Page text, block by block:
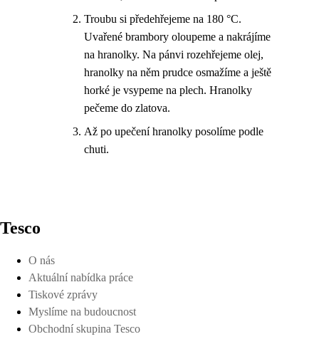
Troubu si předehřejeme na 180 °C.
Uvařené brambory oloupeme a nakrájíme
na hranolky. Na pánvi rozehřejeme olej,
hranolky na něm prudce osmažíme a ještě
horké je vsypeme na plech. Hranolky
pečeme do zlatova.
Až po upečení hranolky posolíme podle
chuti.
Tesco
O nás
Aktuální nabídka práce
Tiskové zprávy
Myslíme na budoucnost
Obchodní skupina Tesco